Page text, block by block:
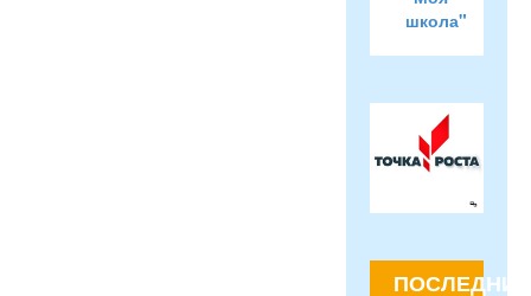
школа"
ПОСЛЕДНИЕ